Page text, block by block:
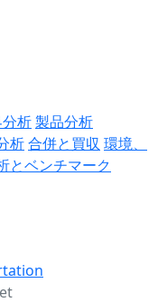
析製品分析
析合併と買収 環境、
とベンチマーク